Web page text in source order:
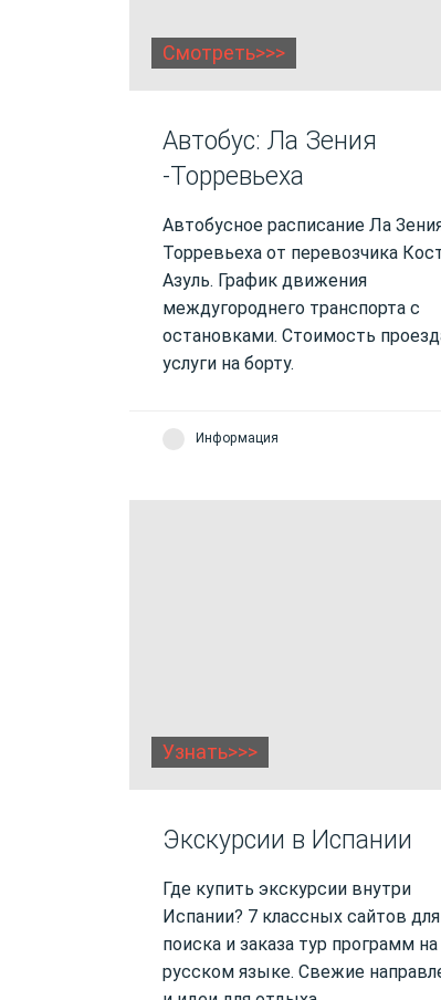
Смотреть>>>
Автобус: Ла Зения
-Торревьеха
Автобусное расписание Ла
Торревьеха от перевозчика
Азуль. График движения
междугороднего транспорта с
остановками. Стоимость
услуги на борту.
Информация
Узнать>>>
Экскурсии в Испании
Где купить экскурсии внутри
Испании? 7 классных сайтов для
поиска и заказа тур программ на
русском языке. Свежие